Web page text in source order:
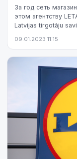
За год сеть
этом агентству
Latvijas tirgotāju
09.01.2023 11:15